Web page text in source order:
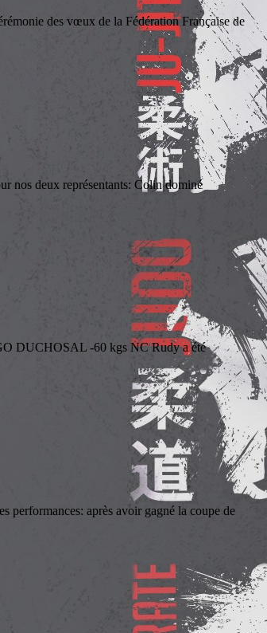
des vœux de la Fédération Française de
deux représentants: Colin dominé
DUCHOSAL -60 kgs NC Rudy a été
après avoir gagné la coupe de